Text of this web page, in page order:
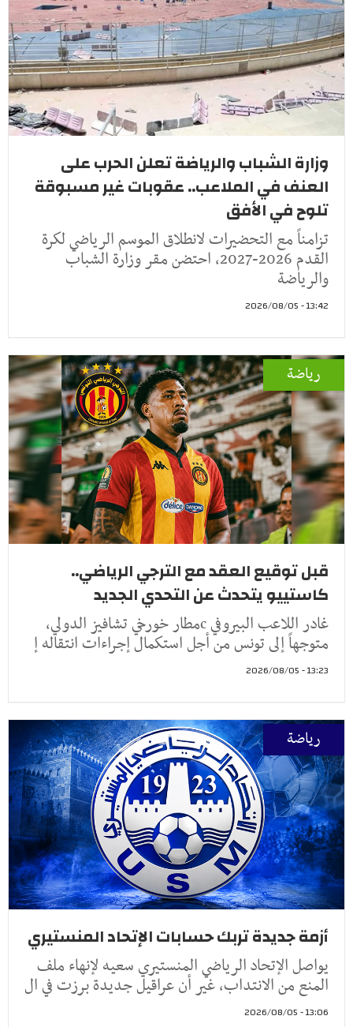
وزارة الشباب والرياضة تعلن الحرب على
العنف في الملاعب.. عقوبات غير مسبوقة
تلوح في الأفق
تزامناً مع التحضيرات لانطلاق الموسم الرياضي لكرة
القدم 2026-2027، احتضن مقر وزارة الشباب
والرياضة
13:42 - 2026/08/05
رياضة
قبل توقيع العقد مع الترجي الرياضي..
كاستييو يتحدث عن التحدي الجديد
غادر اللاعب البيروفي cمطار خورخي تشافيز الدولي،
متوجهاً إلى تونس من أجل استكمال إجراءات انتقاله إ
13:23 - 2026/08/05
رياضة
أزمة جديدة تربك حسابات الإتحاد المنستيري
يواصل الإتحاد الرياضي المنستيري سعيه لإنهاء ملف
المنع من الانتداب، غير أن عراقيل جديدة برزت في ال
13:06 - 2026/08/05